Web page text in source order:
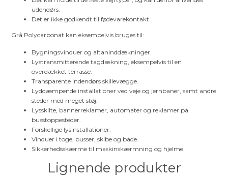
udendørs.
Det er ikke godkendt til fødevarekontakt.
Grå Polycarbonat kan eksempelvis bruges til:
Bygningsvinduer og altaninddækninger.
Lystransmitterende tagdækning, eksempelvis til en
overdækket terrasse.
Transparente indendørs skillevægge.
Lyddæmpende installationer ved veje og jernbaner, samt andre
steder med meget støj.
Lysskilte, bannerreklamer, automater og reklamer på
busstoppesteder.
Forskellige lysinstallationer.
Vinduer i toge, busser, skibe og både.
Sikkerhedsskærme til maskinskærmning og hjelme.
Lignende produkter